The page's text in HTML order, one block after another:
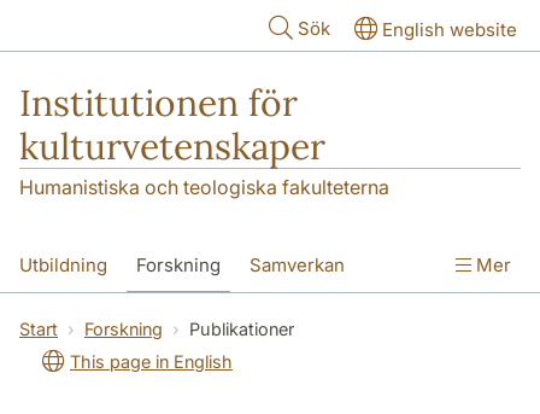
Sök English website
Institutionen för
kulturvetenskaper
Humanistiska och teologiska fakulteterna
Utbildning Forskning Samverkan
Om institutionen Kontakt
Mer
Start Forskning
Publikationer
This page in English